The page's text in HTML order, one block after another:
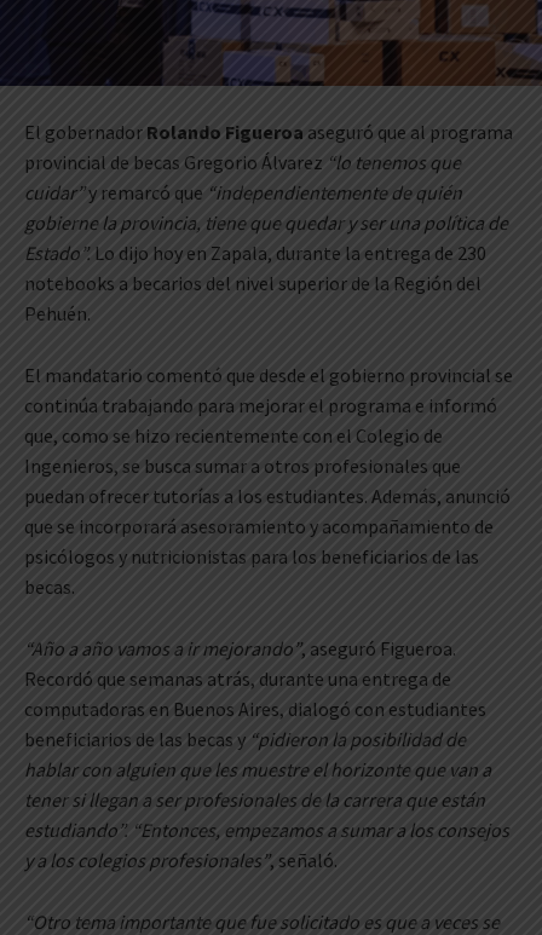
El gobernador Rolando Figueroa aseguró que al programa
provincial de becas Gregorio Álvarez “lo tenemos que
cuidar”y remarcó que “independientemente de quién
gobierne la provincia, tiene que quedar y ser una política de
Estado”. Lo dijo hoy en Zapala, durante la entrega de 230
notebooks a becarios del nivel superior de la Región del
Pehuén.
El mandatario comentó que desde el gobierno provincial se
continúa trabajando para mejorar el programa e informó
que, como se hizo recientemente con el Colegio de
Ingenieros, se busca sumar a otros profesionales que
puedan ofrecer tutorías a los estudiantes. Además, anunció
que se incorporará asesoramiento y acompañamiento de
psicólogos y nutricionistas para los beneficiarios de las
becas.
“Año a año vamos a ir mejorando”, aseguró Figueroa.
Recordó que semanas atrás, durante una entrega de
computadoras en Buenos Aires, dialogó con estudiantes
beneficiarios de las becas y “pidieron la posibilidad de
hablar con alguien que les muestre el horizonte que van a
tener si llegan a ser profesionales de la carrera que están
estudiando”. “Entonces, empezamos a sumar a los consejos
y a los colegios profesionales”, señaló.
“Otro tema importante que fue solicitado es que a veces se